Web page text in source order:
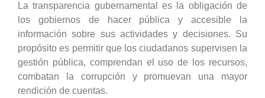
La transparencia gubernamental es la obligación de
los gobiernos de hacer pública y accesible la
información sobre sus actividades y decisiones. Su
propósito es permitir que los ciudadanos supervisen la
gestión pública, comprendan el uso de los recursos,
combatan la corrupción y promuevan una mayor
rendición de cuentas.